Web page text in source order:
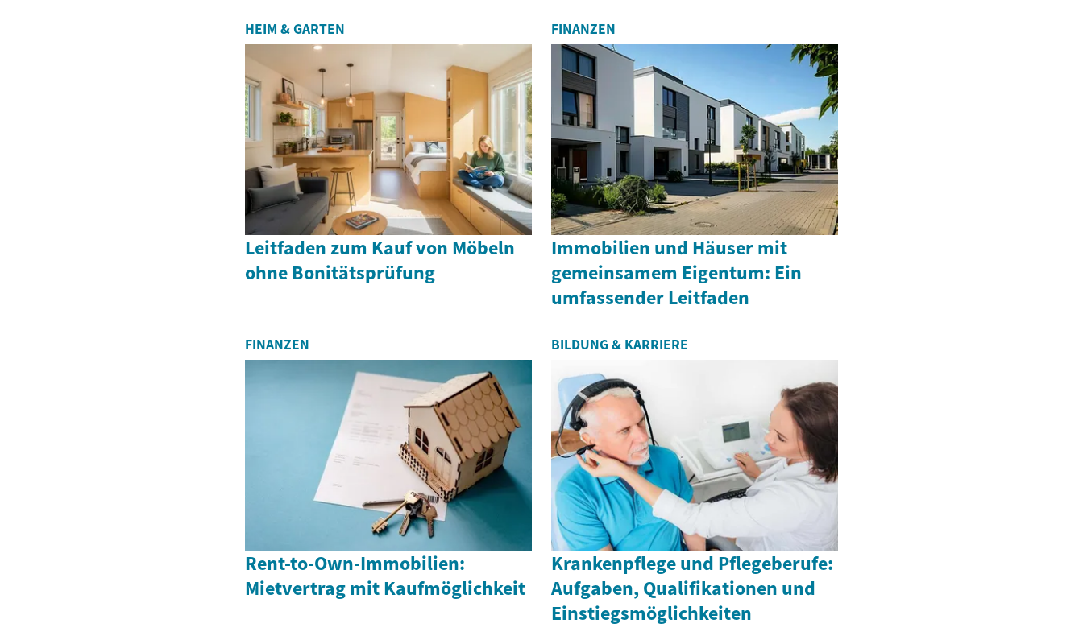
HEIM & GARTEN
Leitfaden zum Kauf von Möbeln
ohne Bonitätsprüfung
FINANZEN
Immobilien und Häuser mit
gemeinsamem Eigentum: Ein
umfassender Leitfaden
FINANZEN
Rent-to-Own-Immobilien:
Mietvertrag mit Kaufmöglichkeit
BILDUNG & KARRIERE
Krankenpflege und Pflegeberufe:
Aufgaben, Qualifikationen und
Einstiegsmöglichkeiten